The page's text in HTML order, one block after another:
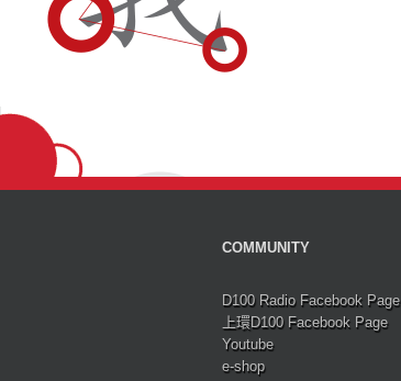
COMMUNITY
D100 Radio Facebook Page
上環D100 Facebook Page
Youtube
e-shop